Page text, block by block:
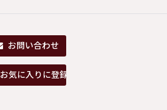
お問い合わせ
お気に入りに登録